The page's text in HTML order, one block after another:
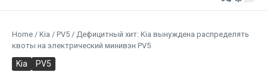
Home / Kia / PV5 / Дефицитный хит: Kia вынуждена распределять
квоты на электрический минивэн PV5
Kia PV5